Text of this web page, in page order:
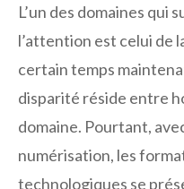
L’un des domaines qui
l’attention est celui de
certain temps
disparité réside entre
domaine. Pourtant,
numérisation, les
technologiques se